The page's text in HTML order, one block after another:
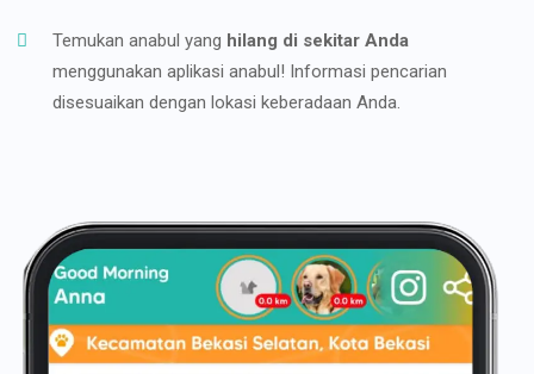
Temukan anabul yang hilang di sekitar Anda
menggunakan aplikasi anabul! Informasi pencarian
disesuaikan dengan lokasi keberadaan Anda.